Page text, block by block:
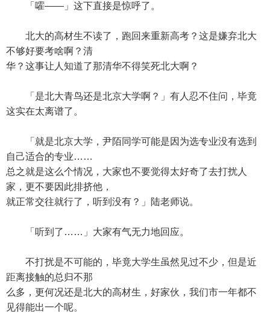
「嚯——」这下直接是惊呼了。
北大的高材生不读了，跑回来重新高考？这是嫌弃北大
不够好要考啥啊？清
华？这事让人知道了那清华不得笑死北大啊？
「是北大青鸟还是北京大学啊？」有人忍不住问，毕竟
这实在太离谱了。
「就是北京大学，尹陌同学可能是因为选专业没有选到
自己适合的专业……
总之就是这么个情况，大家也不要觉得太好奇了去打扰人
家，更不要因此排挤他，
就正常交往就行了，听到没有？」陆老师说。
「听到了……」大家有气无力地回应。
不打扰是不可能的，毕竟大学生虽然见过不少，但是近
距离接触的总归不那
么多，更何况还是北大的高材生，好家伙，我们市一年都不
见得能出一个呢。